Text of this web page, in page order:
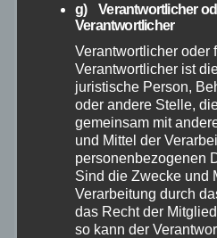
Aktuelles
Allgemein
Altenkirchen
Bundespolizei
Feuerwehr
g) Verantwortlicher
Verantwortlicher
Verantwortlicher oder
Verantwortlicher ist
juristische Person,
oder andere Stelle,
gemeinsam mit
und Mittel der
personenbezogenen
Sind die Zwecke und
Verarbeitung durch
das Recht der
so kann der